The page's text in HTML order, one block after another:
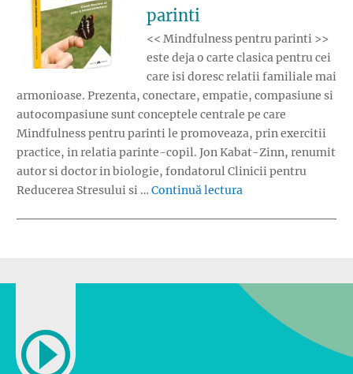
parinti
<< Mindfulness pentru parinti >>
este deja o carte clasica pentru cei
care isi doresc relatii familiale mai
armonioase. Prezenta, conectare, empatie, compasiune si
autocompasiune sunt conceptele centrale pe care
Mindfulness pentru parinti le promoveaza, prin exercitii
practice, in relatia parinte-copil. Jon Kabat-Zinn, renumit
autor si doctor in biologie, fondatorul Clinicii pentru
Reducerea Stresului si … Continuă lectura